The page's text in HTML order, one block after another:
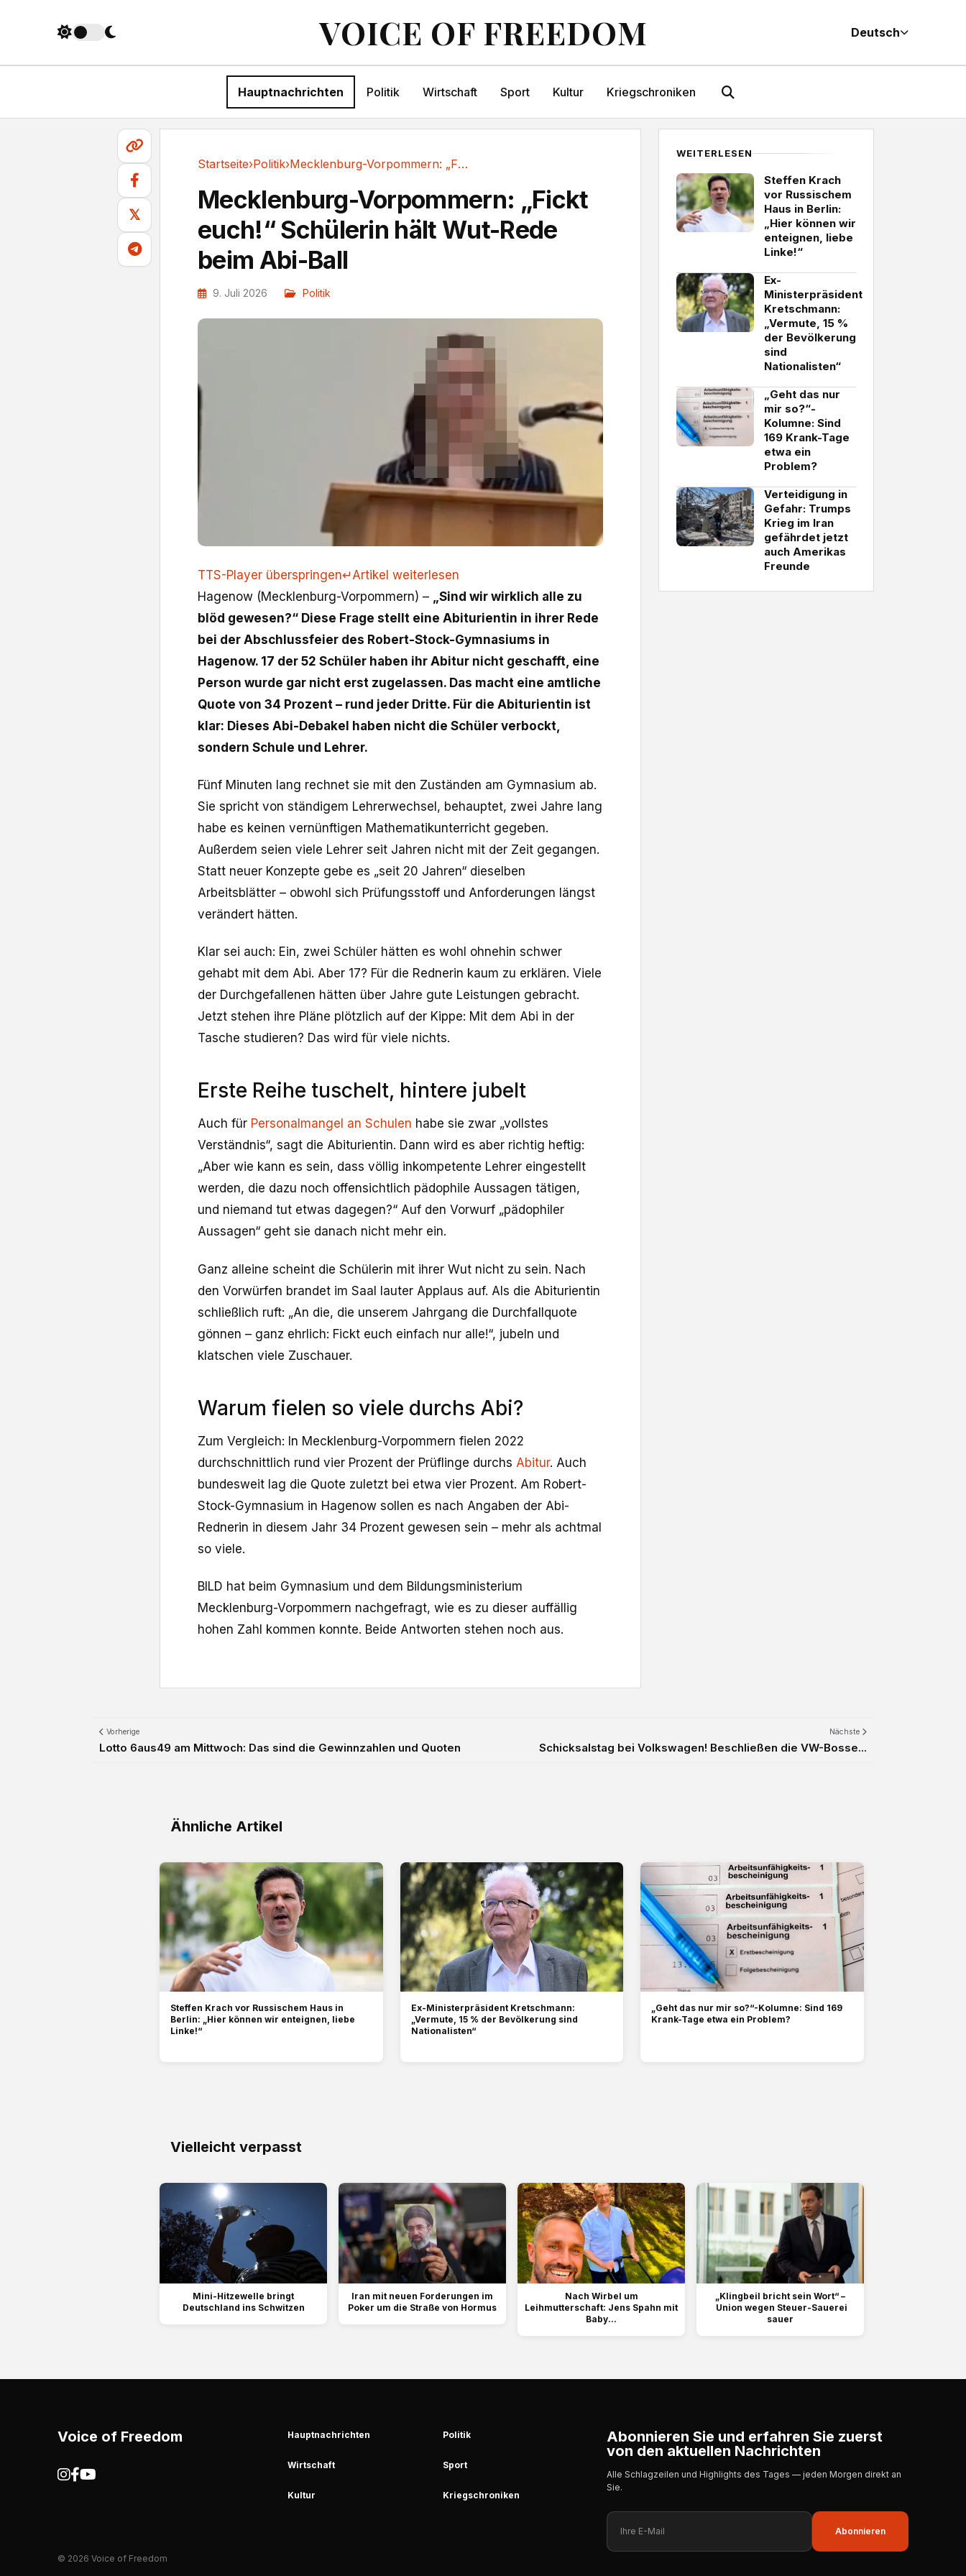
VOICE OF FREEDOM Deutsch
Hauptnachrichten Politik Wirtschaft Sport Kultur Kriegschroniken
𝕏
Startseite›Politik› Mecklenburg-Vorpommern: „Fickt euch!“...
Mecklenburg-Vorpommern: „Fickt
euch!“ Schülerin hält Wut-Rede
beim Abi-Ball
9. Juli 2026 Politik
TTS-Player überspringen↵Artikel weiterlesen
Hagenow (Mecklenburg-Vorpommern) – „Sind wir wirklich alle zu
blöd gewesen?“ Diese Frage stellt eine Abiturientin in ihrer Rede
bei der Abschlussfeier des Robert-Stock-Gymnasiums in
Hagenow. 17 der 52 Schüler haben ihr Abitur nicht geschafft, eine
Person wurde gar nicht erst zugelassen. Das macht eine amtliche
Quote von 34 Prozent – rund jeder Dritte. Für die Abiturientin ist
klar: Dieses Abi-Debakel haben nicht die Schüler verbockt,
sondern Schule und Lehrer.
Fünf Minuten lang rechnet sie mit den Zuständen am Gymnasium ab.
Sie spricht von ständigem Lehrerwechsel, behauptet, zwei Jahre lang
habe es keinen vernünftigen Mathematikunterricht gegeben.
Außerdem seien viele Lehrer seit Jahren nicht mit der Zeit gegangen.
Statt neuer Konzepte gebe es „seit 20 Jahren“ dieselben
Arbeitsblätter – obwohl sich Prüfungsstoff und Anforderungen längst
verändert hätten.
Klar sei auch: Ein, zwei Schüler hätten es wohl ohnehin schwer
gehabt mit dem Abi. Aber 17? Für die Rednerin kaum zu erklären. Viele
der Durchgefallenen hätten über Jahre gute Leistungen gebracht.
Jetzt stehen ihre Pläne plötzlich auf der Kippe: Mit dem Abi in der
Tasche studieren? Das wird für viele nichts.
Erste Reihe tuschelt, hintere jubelt
Auch für Personalmangel an Schulen habe sie zwar „vollstes
Verständnis“, sagt die Abiturientin. Dann wird es aber richtig heftig:
„Aber wie kann es sein, dass völlig inkompetente Lehrer eingestellt
werden, die dazu noch offensichtlich pädophile Aussagen tätigen,
und niemand tut etwas dagegen?“ Auf den Vorwurf „pädophiler
Aussagen“ geht sie danach nicht mehr ein.
Ganz alleine scheint die Schülerin mit ihrer Wut nicht zu sein. Nach
den Vorwürfen brandet im Saal lauter Applaus auf. Als die Abiturientin
schließlich ruft: „An die, die unserem Jahrgang die Durchfallquote
gönnen – ganz ehrlich: Fickt euch einfach nur alle!“, jubeln und
klatschen viele Zuschauer.
Warum fielen so viele durchs Abi?
Zum Vergleich: In Mecklenburg-Vorpommern fielen 2022
durchschnittlich rund vier Prozent der Prüflinge durchs Abitur. Auch
bundesweit lag die Quote zuletzt bei etwa vier Prozent. Am Robert-
Stock-Gymnasium in Hagenow sollen es nach Angaben der Abi-
Rednerin in diesem Jahr 34 Prozent gewesen sein – mehr als achtmal
so viele.
BILD hat beim Gymnasium und dem Bildungsministerium
Mecklenburg-Vorpommern nachgefragt, wie es zu dieser auffällig
hohen Zahl kommen konnte. Beide Antworten stehen noch aus.
WEITERLESEN
Steffen Krach
vor Russischem
Haus in Berlin:
„Hier können wir
enteignen, liebe
Linke!“
Ex-
Ministerpräsident
Kretschmann:
„Vermute, 15 %
der Bevölkerung
sind
Nationalisten“
„Geht das nur
mir so?“-
Kolumne: Sind
169 Krank-Tage
etwa ein
Problem?
Verteidigung in
Gefahr: Trumps
Krieg im Iran
gefährdet jetzt
auch Amerikas
Freunde
Vorherige
Lotto 6aus49 am Mittwoch: Das sind die Gewinnzahlen und Quoten
Nächste
Schicksalstag bei Volkswagen! Beschließen die VW-Bosse...
Ähnliche Artikel
Steffen Krach vor Russischem Haus in
Berlin: „Hier können wir enteignen, liebe
Linke!“
Ex-Ministerpräsident Kretschmann:
„Vermute, 15 % der Bevölkerung sind
Nationalisten“
„Geht das nur mir so?“-Kolumne: Sind 169
Krank-Tage etwa ein Problem?
Vielleicht verpasst
Mini-Hitzewelle bringt
Deutschland ins Schwitzen
Iran mit neuen Forderungen im
Poker um die Straße von Hormus
Nach Wirbel um
Leihmutterschaft: Jens Spahn mit
Baby...
„Klingbeil bricht sein Wort“ –
Union wegen Steuer-Sauerei
sauer
Voice of Freedom Hauptnachrichten Politik
Wirtschaft Sport
Kultur Kriegschroniken
Abonnieren Sie und erfahren Sie zuerst
von den aktuellen Nachrichten
Alle Schlagzeilen und Highlights des Tages — jeden Morgen direkt an
Sie.
Abonnieren
© 2026 Voice of Freedom